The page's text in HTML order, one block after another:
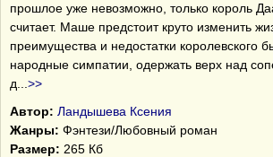
прошлое уже невозможно, только король
считает. Маше предстоит круто изменить
преимущества и недостатки королевского
народные симпатии, одержать верх над
д
>>
Автор: Ландышева Ксения
Жанры: Фэнтези/Любовный роман
Размер: 265 Кб